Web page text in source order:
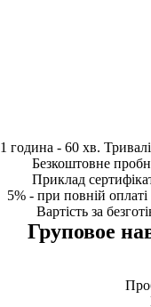
1 година - 60 хв.
Безкоштовне
Приклад
5% - при повній
Вартість за
Груповое